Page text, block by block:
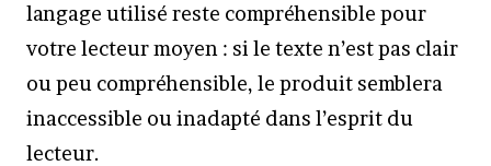
langage utilisé reste compréhensible pour
votre lecteur moyen : si le texte n’est pas clair
ou peu compréhensible, le produit semblera
inaccessible ou inadapté dans l’esprit du
lecteur.